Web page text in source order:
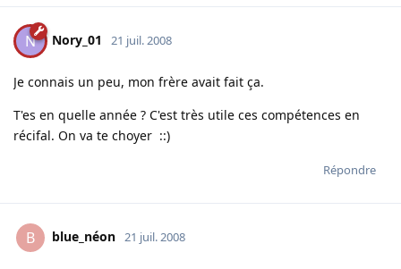
N Nory_01 21 juil. 2008
Je connais un peu, mon frère avait fait ça.
T'es en quelle année ? C'est très utile ces compétences en
récifal. On va te choyer ::)
Répondre
B blue_néon 21 juil. 2008